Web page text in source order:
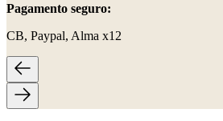
Pagamento seguro:
CB, Paypal, Alma x12